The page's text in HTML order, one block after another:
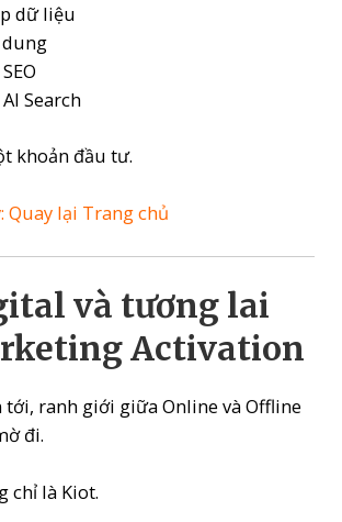
dữ liệu
Search
khoản đầu tư.
Quay lại Trang chủ
và tương lai
Activation
tới, ranh giới giữa Online và Offline
đi.
chỉ là Kiot.